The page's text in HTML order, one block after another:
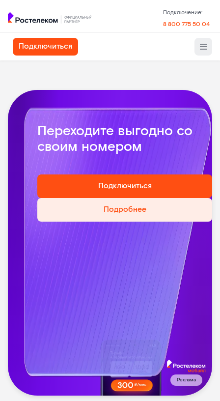
Подключение:
8 800 775 50 04
Подключиться
Переходите выгодно со
своим номером
Подключиться
Подробнее
Реклама